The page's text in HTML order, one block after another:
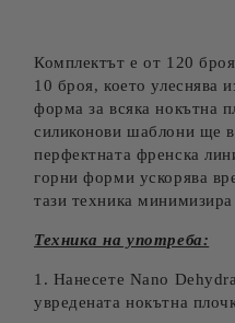
Комплектът е от 120
10 броя, което улеснява
форма за всяка нокътна
силиконови шаблони ще
перфектната френска
горни форми ускорява
тази техника
Техника на употреба:
1. Нанесете Nano
увредената нокътна